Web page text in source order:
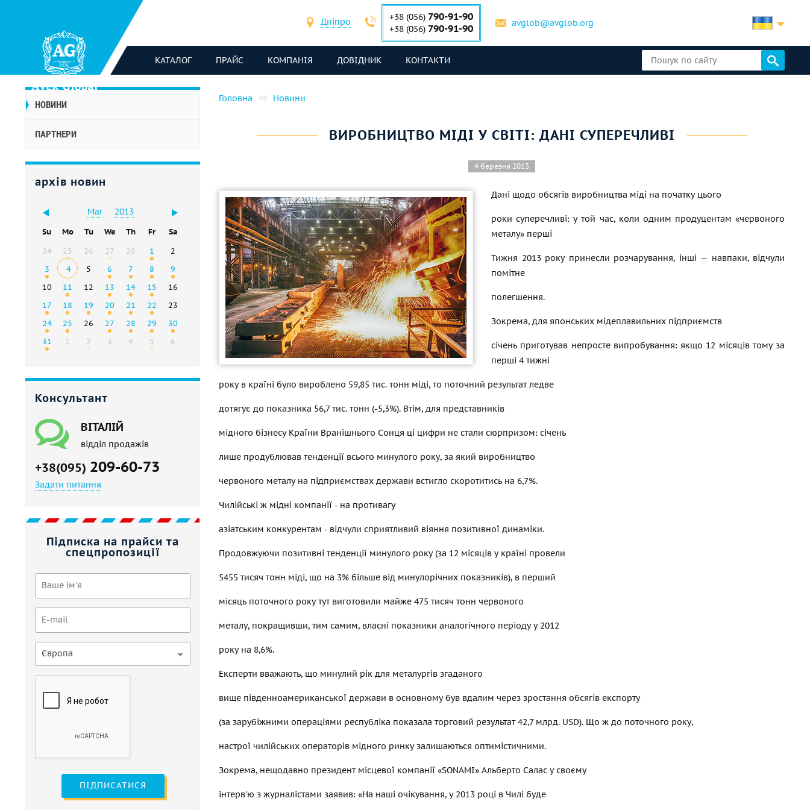
Дніпро +38 (056) 790-91-90
+38 (056) 790-91-90 avglob@avglob.org
КАТАЛОГ ПРАЙС КОМПАНІЯ ДОВІДНИК КОНТАКТИ
НОВИНИ
ПАРТНЕРИ
архів новин
Mar 2013
Su Mo Tu We Th Fr
Sa
24
25 26 27 28 1
2
3
4 5 6 7 8
9
10
11 12 13 14 15
16
17
18 19 20 21 22
23
24
25 26 27 28 29
30
31
1 2 3 4 5 6
Консультант
ВІТАЛІЙ
відділ продажів
+38(095) 209-60-73
Задати питання
Підписка на прайси та
спецпропозиції
Європа
ПІДПИСАТИСЯ
Головна Новини
ВИРОБНИЦТВО МІДІ У СВІТІ: ДАНІ СУПЕРЕЧЛИВІ
4 березня 2013
Дані щодо обсягів виробництва міді на початку цього
роки суперечливі: у той час, коли одним продуцентам «червоного
металу» перші
Тижня 2013 року принесли розчарування, інші — навпаки, відчули
помітне
полегшення.
Зокрема, для японських мідеплавильних підприємств
січень приготував непросте випробування: якщо 12 місяців тому за
перші 4 тижні
року в країні було вироблено 59,85 тис. тонн міді, то поточний результат ледве
дотягує до показника 56,7 тис. тонн (-5,3%). Втім, для представників
мідного бізнесу Країни Вранішнього Сонця ці цифри не стали сюрпризом: січень
лише продублював тенденції всього минулого року, за який виробництво
червоного металу на підприємствах держави встигло скоротитись на 6,7%.
Чилійські ж мідні компанії - на противагу
азіатським конкурентам - відчули сприятливий віяння позитивної динаміки.
Продовжуючи позитивні тенденції минулого року (за 12 місяців у країні провели
5455 тисяч тонн міді, що на 3% більше від минулорічних показників), в перший
місяць поточного року тут виготовили майже 475 тисяч тонн червоного
металу, покращивши, тим самим, власні показники аналогічного періоду у 2012
року на 8,6%.
Експерти вважають, що минулий рік для металургів згаданого
вище південноамериканської держави в основному був вдалим через зростання обсягів експорту
(за зарубіжними операціями республіка показала торговий результат 42,7 млрд. USD). Що ж до поточного року,
настрої чилійських операторів мідного ринку залишаються оптимістичними.
Зокрема, нещодавно президент місцевої компанії «SONAMI» Альберто Салас у своєму
інтерв'ю з журналістами заявив: «На наші очікування, у 2013 році в Чилі буде